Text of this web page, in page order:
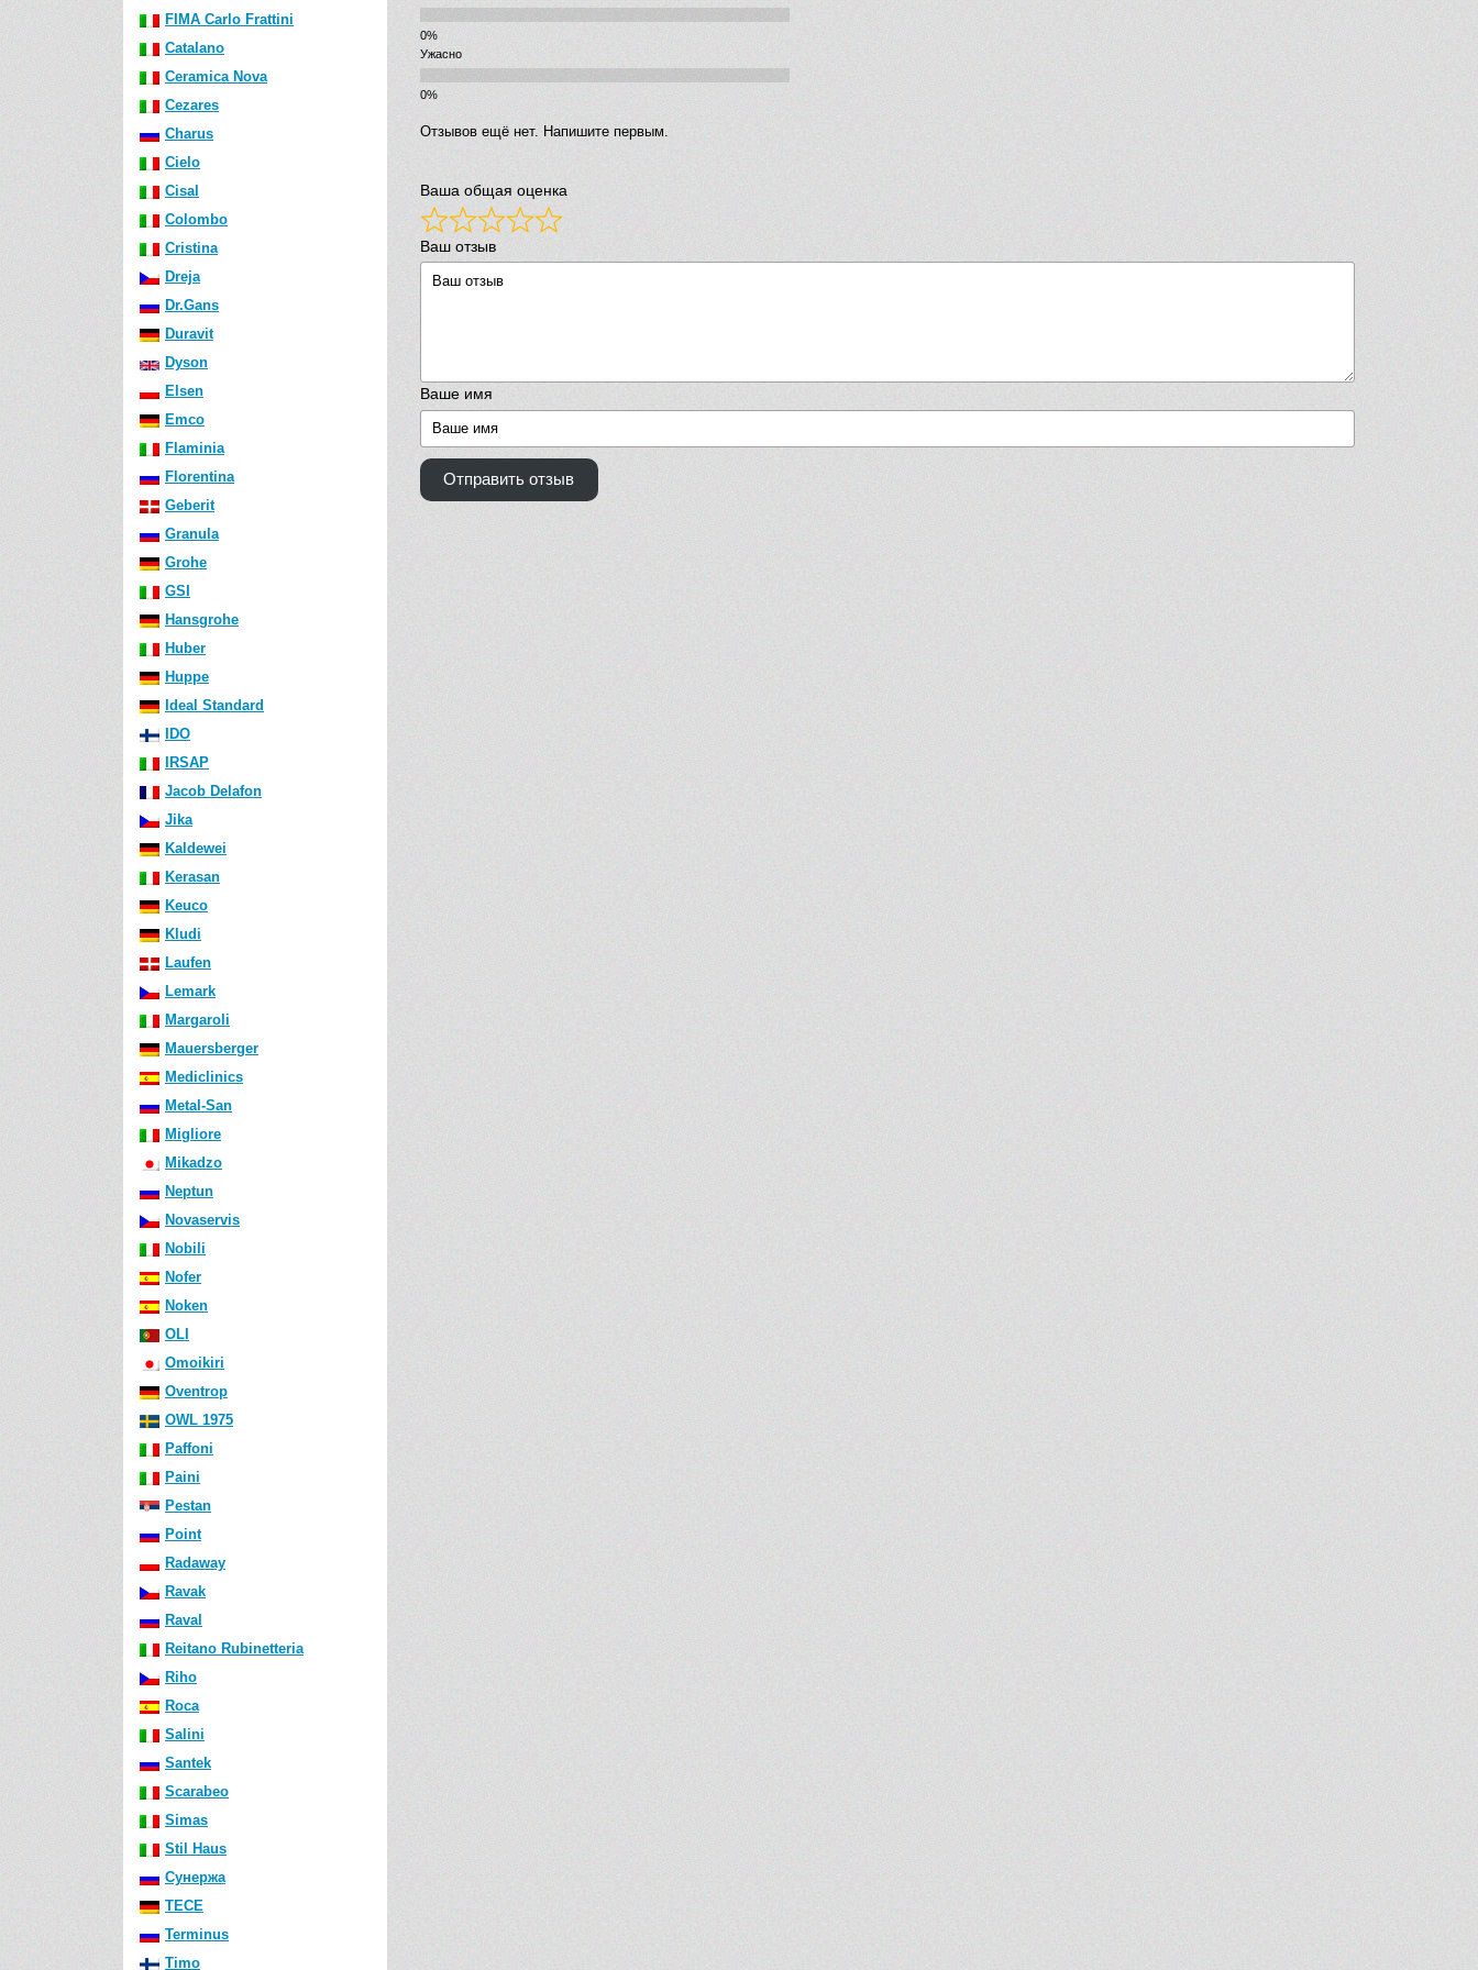
FIMA Carlo Frattini
Catalano
Ceramica Nova
Cezares
Charus
Cielo
Cisal
Colombo
Cristina
Dreja
Dr.Gans
Duravit
Dyson
Elsen
Emco
Flaminia
Florentina
Geberit
Granula
Grohe
GSI
Hansgrohe
Huber
Huppe
Ideal Standard
IDO
IRSAP
Jacob Delafon
Jika
Kaldewei
Kerasan
Keuco
Kludi
Laufen
Lemark
Margaroli
Mauersberger
Mediclinics
Metal-San
Migliore
Mikadzo
Neptun
Novaservis
Nobili
Nofer
Noken
OLI
Omoikiri
Oventrop
OWL 1975
Paffoni
Paini
Pestan
Point
Radaway
Ravak
Raval
Reitano Rubinetteria
Riho
Roca
Salini
Santek
Scarabeo
Simas
Stil Haus
Сунержа
TECE
Terminus
Timo
Ужасно
Отзывов ещё нет. Напишите первым.
Ваша общая оценка
Ваш отзыв
Ваше имя
Отправить отзыв